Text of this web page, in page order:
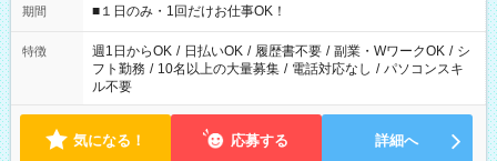
げるお仕事も！ ご希望のお時間に合わせてご紹介！ ※シフトは
ください！
期間 ■１日のみ・1回だけお仕事OK！
特徴 週1日からOK / 日払いOK / 履歴書不要 / 副業・WワークOK / シ
フト勤務 / 10名以上の大量募集 / 電話対応なし / パソコンスキ
ル不要
気になる！ 応募する 詳細へ